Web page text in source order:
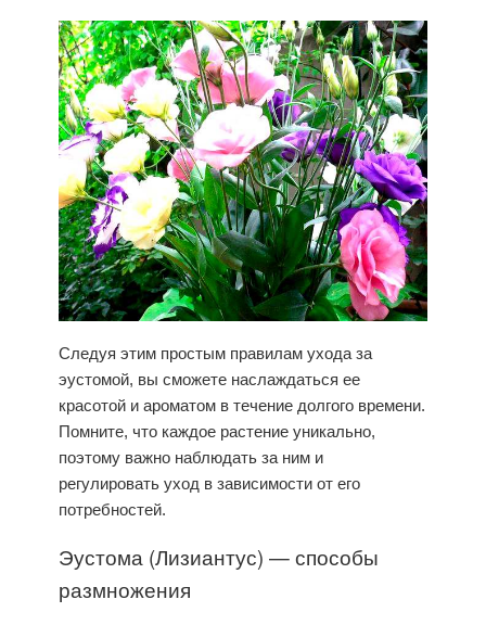
Следуя этим простым правилам ухода за
эустомой, вы сможете наслаждаться ее
красотой и ароматом в течение долгого времени.
Помните, что каждое растение уникально,
поэтому важно наблюдать за ним и
регулировать уход в зависимости от его
потребностей.
Эустома (Лизиантус) — способы
размножения